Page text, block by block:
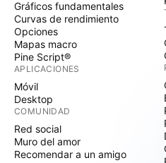
Gráficos fundamentales
Curvas de rendimiento
Opciones
Mapas macro
Pine Script®
APLICACIONES
Móvil
Desktop
COMUNIDAD
Red social
Muro del amor
Recomendar a un amigo